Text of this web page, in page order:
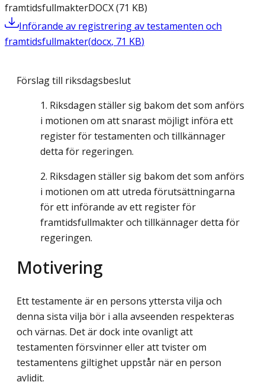
framtidsfullmakterDOCX(71 KB)
Införande av registrering av testamenten och
framtidsfullmakter(docx, 71 KB)
Förslag till riksdagsbeslut
Riksdagen ställer sig bakom det som anförs
i motionen om att snarast möjligt införa ett
register för testamenten och tillkännager
detta för regeringen.
Riksdagen ställer sig bakom det som anförs
i motionen om att utreda förutsättningarna
för ett införande av ett register för
framtidsfullmakter och tillkännager detta för
regeringen.
Motivering
Ett testamente är en persons yttersta vilja och
denna sista vilja bör i alla avseenden respekteras
och värnas. Det är dock inte ovanligt att
testamenten försvinner eller att tvister om
testamentens giltighet uppstår när en person
avlidit.